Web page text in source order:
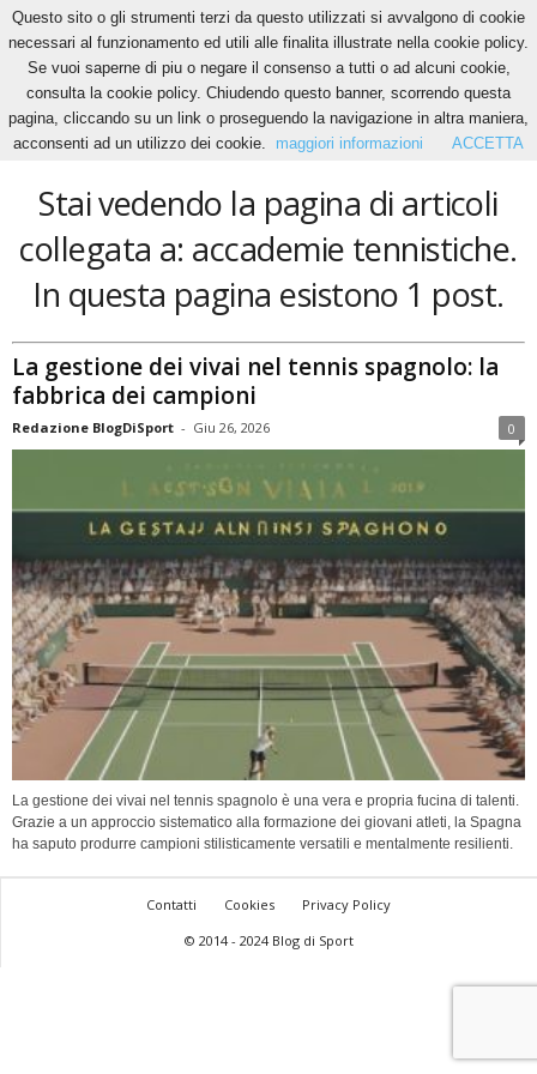
Home Tags Accademie tennistiche
accademie tennistiche
Stai vedendo la pagina di articoli
collegata a: accademie tennistiche.
In questa pagina esistono 1 post.
La gestione dei vivai nel tennis spagnolo: la
fabbrica dei campioni
Redazione BlogDiSport - Giu 26, 2026 0
La gestione dei vivai nel tennis spagnolo è una vera e propria fucina di talenti.
Grazie a un approccio sistematico alla formazione dei giovani atleti, la Spagna
ha saputo produrre campioni stilisticamente versatili e mentalmente resilienti.
Contatti Cookies
Privacy Policy
© 2014 - 2024 Blog di Sport
Questo sito o gli strumenti terzi da questo utilizzati si avvalgono di cookie
necessari al funzionamento ed utili alle finalita illustrate nella cookie policy.
Se vuoi saperne di piu o negare il consenso a tutti o ad alcuni cookie,
consulta la cookie policy. Chiudendo questo banner, scorrendo questa
pagina, cliccando su un link o proseguendo la navigazione in altra maniera,
acconsenti ad un utilizzo dei cookie.
maggiori informazioni ACCETTA